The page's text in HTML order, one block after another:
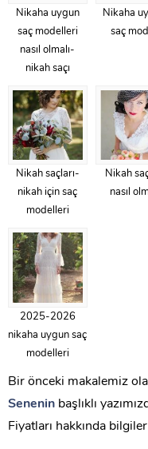
Nikaha uygun
saç modelleri
nasıl olmalı-
nikah saçı
Nikaha
saç
Nikah saçları-
nikah için saç
modelleri
Nikah
nasıl
2025-2026
nikaha uygun saç
modelleri
Bir önceki makalemiz
Senenin başlıklı
Fiyatları hakkında